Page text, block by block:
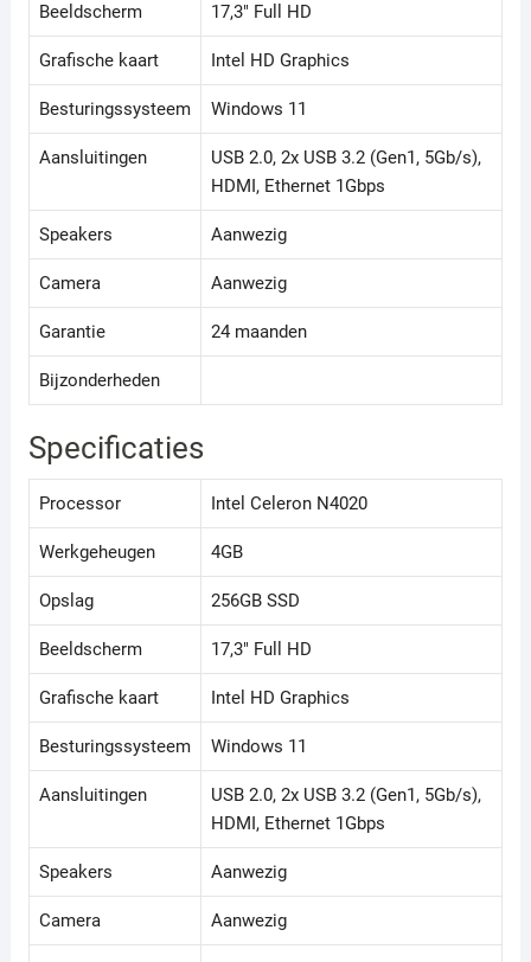
Beeldscherm 17,3" Full HD
Grafische kaart Intel HD Graphics
Besturingssysteem Windows 11
Aansluitingen
USB 2.0, 2x USB 3.2 (Gen1, 5Gb/s),
HDMI, Ethernet 1Gbps
Speakers Aanwezig
Camera Aanwezig
Garantie 24 maanden
Bijzonderheden
Specificaties
Processor Intel Celeron N4020
Werkgeheugen 4GB
Opslag 256GB SSD
Beeldscherm 17,3" Full HD
Grafische kaart Intel HD Graphics
Besturingssysteem Windows 11
Aansluitingen
USB 2.0, 2x USB 3.2 (Gen1, 5Gb/s),
HDMI, Ethernet 1Gbps
Speakers Aanwezig
Camera Aanwezig